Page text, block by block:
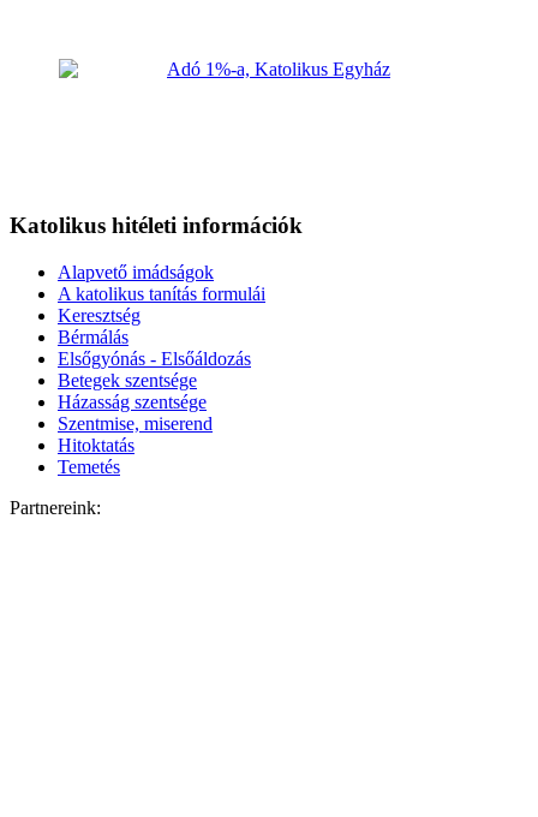
Katolikus hitéleti információk
Alapvető imádságok
A katolikus tanítás formulái
Keresztség
Bérmálás
Elsőgyónás - Elsőáldozás
Betegek szentsége
Házasság szentsége
Szentmise, miserend
Hitoktatás
Temetés
Partnereink: